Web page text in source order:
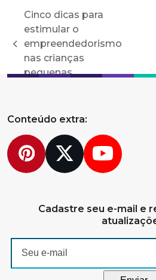
previous
post:
Cinco dicas para
estimular o
empreendedorismo
nas crianças
pequenas
Conteúdo extra:
Pinterest
Twitter
Cadastre seu e-mail e